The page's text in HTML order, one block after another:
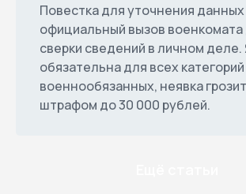
Повестка для уточнения
официальный вызов военкомата
сверки сведений в личном деле.
обязательна для всех категорий
военнообязанных, неявка грозит
штрафом до 30 000 рублей.